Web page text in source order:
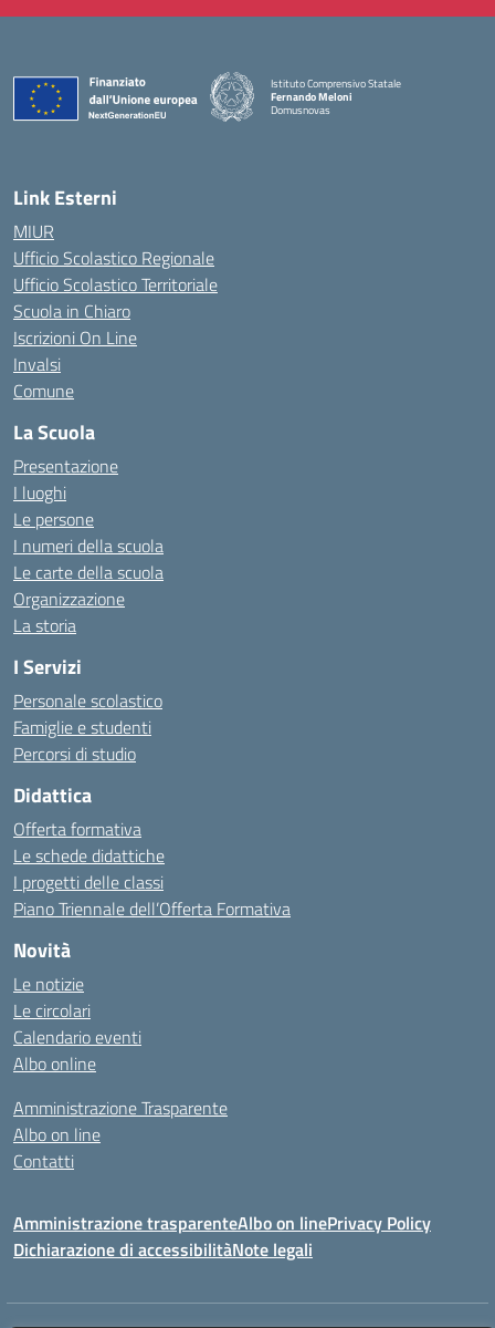
Istituto Comprensivo Statale
Fernando Meloni
Domusnovas
Link Esterni
MIUR
Ufficio Scolastico Regionale
Ufficio Scolastico Territoriale
Scuola in Chiaro
Iscrizioni On Line
Invalsi
Comune
La Scuola
Presentazione
I luoghi
Le persone
I numeri della scuola
Le carte della scuola
Organizzazione
La storia
I Servizi
Personale scolastico
Famiglie e studenti
Percorsi di studio
Didattica
Offerta formativa
Le schede didattiche
I progetti delle classi
Piano Triennale dell’Offerta Formativa
Novità
Le notizie
Le circolari
Calendario eventi
Albo online
Amministrazione Trasparente
Albo on line
Contatti
Amministrazione trasparenteAlbo on linePrivacy Policy
Dichiarazione di accessibilitàNote legali